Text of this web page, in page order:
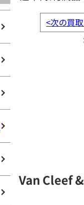
<次の買
Van Cleef